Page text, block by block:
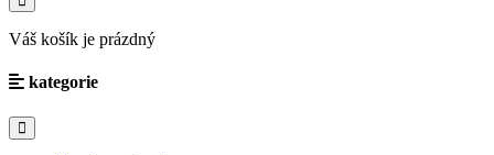
Váš košík je prázdný
kategorie